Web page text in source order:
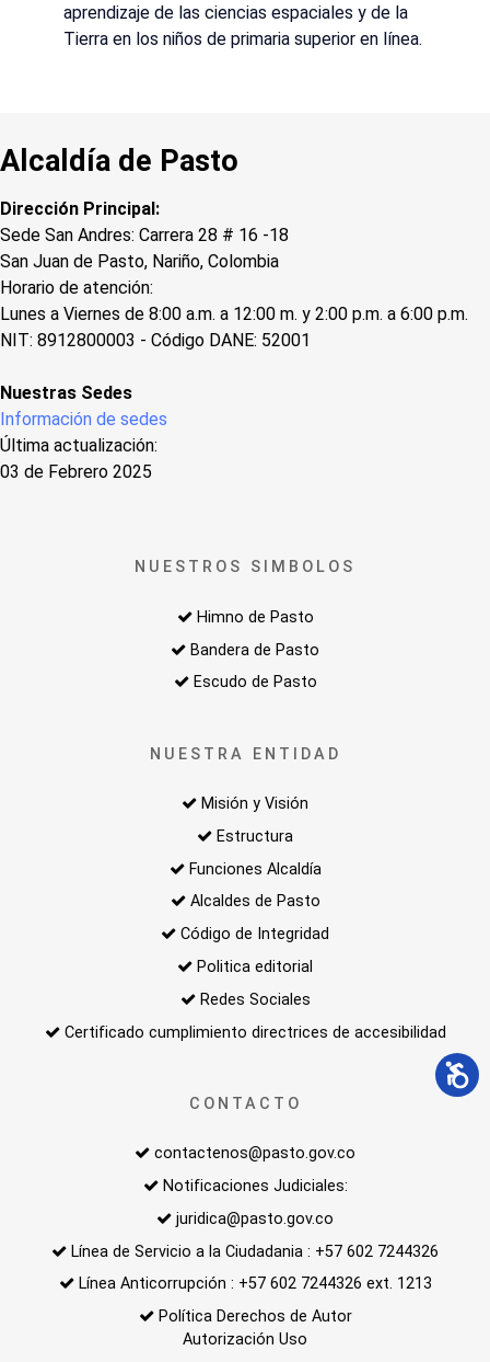
aprendizaje de las ciencias espaciales y de la
Tierra en los niños de primaria superior en línea.
Alcaldía de Pasto
Dirección Principal:
Sede San Andres: Carrera 28 # 16 -18
San Juan de Pasto, Nariño, Colombia
Horario de atención:
Lunes a Viernes de 8:00 a.m. a 12:00 m. y 2:00 p.m. a 6:00 p.m.
NIT: 8912800003 - Código DANE: 52001
Nuestras Sedes
Información de sedes
Última actualización:
03 de Febrero 2025
NUESTROS SIMBOLOS
Himno de Pasto
Bandera de Pasto
Escudo de Pasto
NUESTRA ENTIDAD
Misión y Visión
Estructura
Funciones Alcaldía
Alcaldes de Pasto
Código de Integridad
Politica editorial
Redes Sociales
Certificado cumplimiento directrices de accesibilidad
CONTACTO
contactenos@pasto.gov.co
Notificaciones Judiciales:
juridica@pasto.gov.co
Línea de Servicio a la Ciudadania : +57 602 7244326
Línea Anticorrupción : +57 602 7244326 ext. 1213
Política Derechos de Autor
Autorización Uso